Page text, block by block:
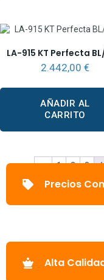
LA-915 KT Perfecta
2.442,00 €
AÑADIR AL
CARRITO
← 1 2 3 4
Precios
Alta